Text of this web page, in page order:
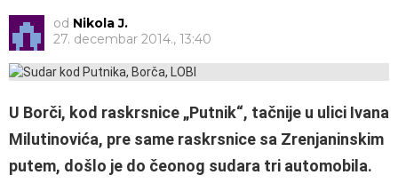
od Nikola J.
27. decembar 2014., 13:40
U Borči, kod raskrsnice „Putnik“, tačnije u ulici Ivana
Milutinovića, pre same raskrsnice sa Zrenjaninskim
putem, došlo je do čeonog sudara tri automobila.